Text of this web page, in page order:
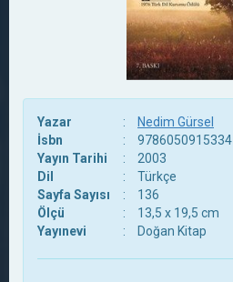
Yazar :
Nedim Gürsel
İsbn
:
9786050915334
Yayın Tarihi
:
2003
Dil
:
Türkçe
Sayfa Sayısı
:
136
Ölçü
:
13,5 x 19,5 cm
Yayınevi
: Doğan Kitap